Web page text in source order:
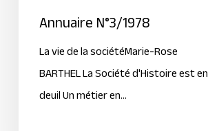
Annuaire N°3/1978
La vie de la sociétéMarie-Rose
BARTHEL La Société d'Histoire est en
deuil Un métier en…